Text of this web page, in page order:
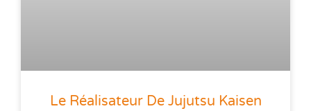
Le Réalisateur De Jujutsu Kaisen